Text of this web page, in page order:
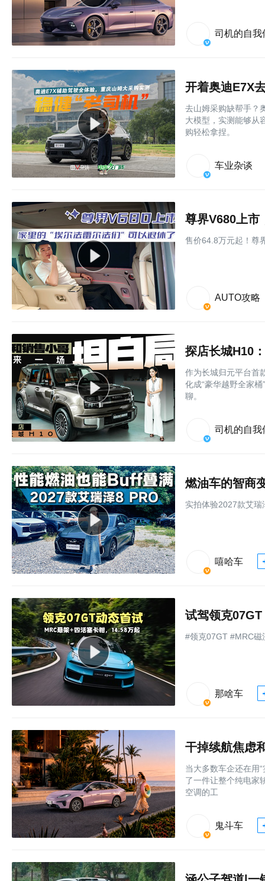
司机的自我
开着奥迪E7X
去山姆采购缺帮手？
大模型，实测能够从
购轻松拿捏。
车业杂谈
尊界V680上市
售价64.8万元起！尊
AUTO攻略
探店长城H10
作为长城归元平台首
化成“豪华越野全家
聊。
司机的自我
实拍体验2027款艾
嘻哈车
试驾领克
#领克07GT #MRC磁
那啥车
干掉续航焦虑
当大多数车企还在用
了一件让整个纯电家
空调的工
鬼斗车